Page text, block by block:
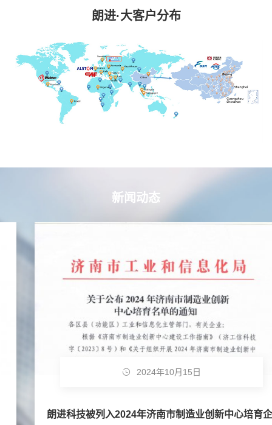
朗进·大客户分布
新闻动态
2024年10月15日
朗进科技被列入2024年济南市制造业创新中心培育企